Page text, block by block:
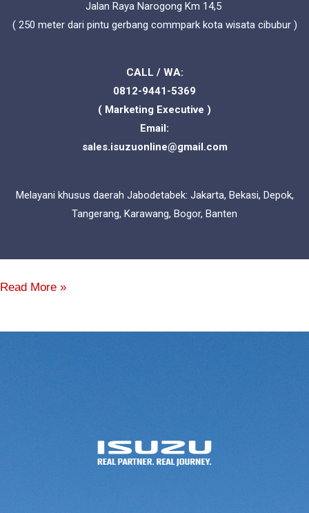
Jalan Raya Narogong Km 14,5
( 250 meter dari pintu gerbang commpark kota wisata cibubur )
CALL / WA:
0812-9441-5369
( Marketing Executive )
Email:
sales.isuzuonline@gmail.com
Melayani khusus daerah Jabodetabek: Jakarta, Bekasi, Depok,
Tangerang, Karawang, Bogor, Banten
Read More »